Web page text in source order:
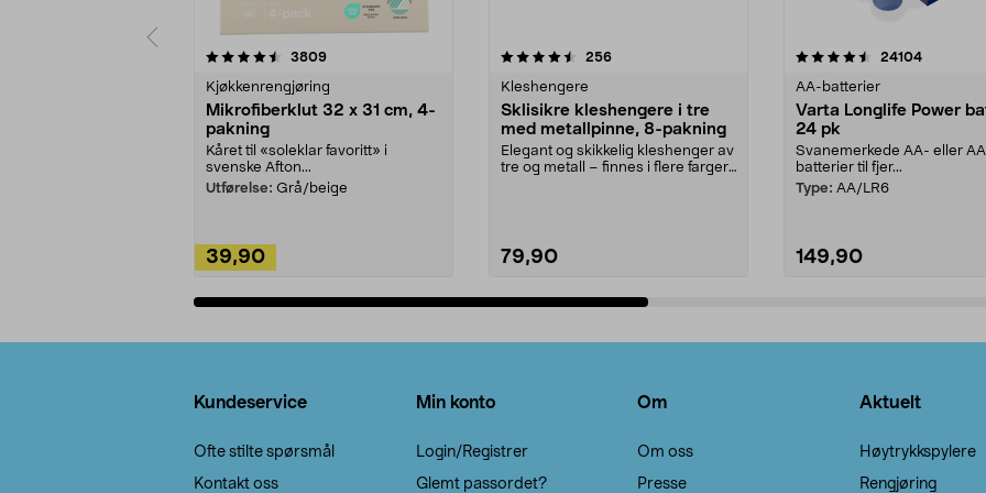
3809anmeldelser
Kjøkkenrengjøring
Mikrofiberklut 32 x 31 cm, 4-
pakning
Kåret til «soleklar favoritt» i
svenske Afton...
Utførelse: Grå/beige
39,90
4.5av 5 stjerner 256anmeldelser
Kleshengere
Sklisikre kleshengere i tre
med metallpinne, 8-pakning
Elegant og skikkelig kleshenger av
tre og metall – finnes i flere farger.
79,90
4.5av 5 stjerner 24104
AA-batterier
Varta Longlife Power
24 pk
Svanemerkede AA- eller
batterier til fjer...
Type: AA/LR6
149,90
4.5av 5 stjerner
Kundeservice
Ofte stilte spørsmål
Kontakt oss
Min konto
Login/Registrer
Glemt passordet?
Om
Om oss
Presse
Aktuelt
Høytrykkspylere
Rengjøring